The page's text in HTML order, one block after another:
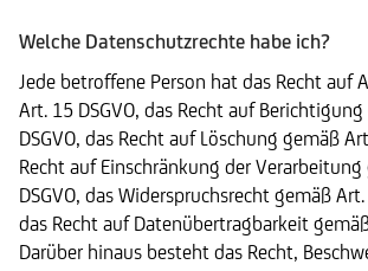
Welche Datenschutzrechte habe ich?
Jede betroffene Person hat das Recht auf
Art. 15 DSGVO, das Recht auf
DSGVO, das Recht auf Löschung gemäß
Recht auf Einschränkung der
DSGVO, das Widerspruchsrecht gemäß
das Recht auf Datenübertragbarkeit
Darüber hinaus besteht das Recht,